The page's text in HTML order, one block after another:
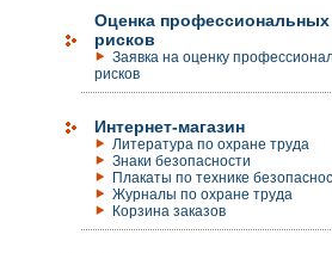
Оценка профессиональных
рисков
Заявка на оценку
рисков
Интернет-магазин
Литература по охране труда
Знаки безопасности
Плакаты по технике
Журналы по охране труда
Корзина заказов